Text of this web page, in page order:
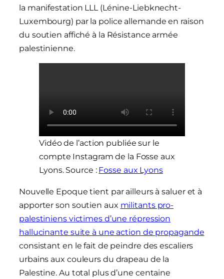
la manifestation LLL (Lénine-Liebknecht-
Luxembourg) par la police allemande en raison
du soutien affiché à la Résistance armée
palestinienne.
Vidéo de l’action publiée sur le
compte Instagram de la Fosse aux
Lyons. Source : Fosse aux Lyons
Nouvelle Epoque tient par ailleurs à saluer et à
apporter son soutien aux militants pro-
palestiniens victimes d’une répression
hallucinante suite à une action de propagande
consistant en le fait de peindre des escaliers
urbains aux couleurs du drapeau de la
Palestine. Au total plus d’une centaine